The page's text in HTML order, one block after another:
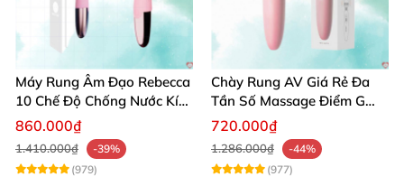
Máy Rung Âm Đạo Rebecca
10 Chế Độ Chống Nước Kích
Thích Điểm G
860.000₫
1.410.000₫
-39%
(979)
Chày Rung AV Giá Rẻ Đa
Tần Số Massage Điểm G
Mát Xa Âm Vật
720.000₫
1.286.000₫
-44%
(977)